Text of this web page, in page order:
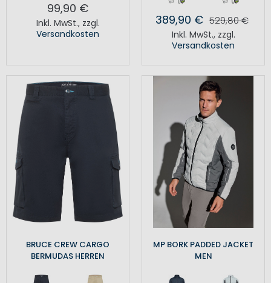
99,90 €
Inkl. MwSt., zzgl.
Versandkosten
389,90 € 529,80 €
Inkl. MwSt., zzgl.
Versandkosten
BRUCE CREW CARGO
BERMUDAS HERREN
MP BORK PADDED JACKET
MEN